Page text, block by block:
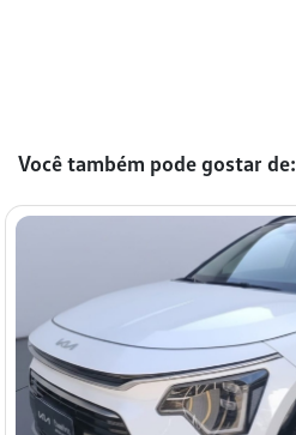
Você também pode gostar de: